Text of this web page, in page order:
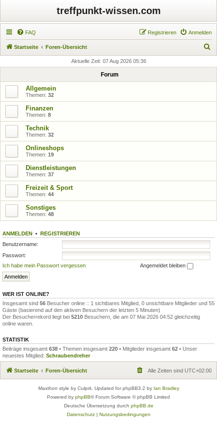
treffpunkt-wissen.com
FAQ Anmelden
Registrieren
Startseite Foren-Übersicht
h
Aktuelle Zeit: 07 Aug 2026 05:36
Forum
Allgemein
Themen: 32
Finanzen
Themen: 8
Technik
Themen: 32
Onlineshops
Themen: 19
Dienstleistungen
Themen: 37
Freizeit & Sport
Themen: 44
Sonstiges
Themen: 48
ANMELDEN • REGISTRIEREN
Benutzername:
Passwort:
Ich habe mein Passwort vergessen
Angemeldet bleiben
WER IST ONLINE?
Insgesamt sind 56 Besucher online :: 1 sichtbares Mitglied, 0 unsichtbare Mitglieder und 55
Gäste (basierend auf den aktiven Besuchern der letzten 5 Minuten)
Der Besucherrekord liegt bei 5210 Besuchern, die am 07 Mai 2026 04:52 gleichzeitig
online waren.
STATISTIK
Beiträge insgesamt 638 • Themen insgesamt 220 • Mitglieder insgesamt 62 • Unser
neuestes Mitglied: Schraubendreher
Startseite Foren-Übersicht Alle Zeiten sind UTC+02:00
Maxthon style by Culprit. Updated for phpBB3.2 by Ian Bradley
Powered by phpBB® Forum Software © phpBB Limited
Deutsche Übersetzung durch phpBB.de
Datenschutz| Nutzungsbedingungen